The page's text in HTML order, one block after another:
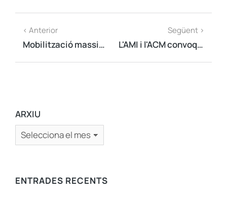
< Anterior
Mobilització massiva de suport al Govern i a la convocatòria del referèndum de l’1 d’octubre
Següent >
L'AMI i l'ACM convoquen un acte per visualitzar la implicació del municipalisme amb el Referèndum
ARXIU
ENTRADES RECENTS